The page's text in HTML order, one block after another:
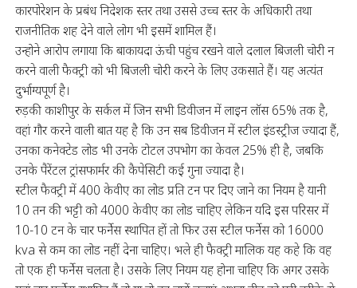
कारपोरेशन के प्रबंध निदेशक स्तर तथा उससे उच्च स्तर के अधिकारी तथा
राजनीतिक शह देने वाले लोग भी इसमें शामिल हैं।
उन्होने आरोप लगाया कि बाकायदा ऊंची पहुंच रखने वाले दलाल बिजली चोरी न
करने वाली फैक्ट्री को भी बिजली चोरी करने के लिए उकसाते हैं। यह अत्यंत
दुर्भाग्यपूर्ण है।
रुड़की काशीपुर के सर्कल में जिन सभी डिवीजन में लाइन लॉस 65% तक है,
वहां गौर करने वाली बात यह है कि उन सब डिवीजन में स्टील इंडस्ट्रीज ज्यादा हैं,
उनका कनेक्टेड लोड भी उनके टोटल उपभोग का केवल 25% ही है, जबकि
उनके पैरेंटल ट्रांसफार्मर की कैपेसिटी कई गुना ज्यादा है।
स्टील फैक्ट्री में 400 केवीए का लोड प्रति टन पर दिए जाने का नियम है यानी
10 तन की भट्टी को 4000 केवीए का लोड चाहिए लेकिन यदि इस परिसर में
10-10 टन के चार फर्नेस स्थापित हों तो फिर उस स्टील फर्नेस को 16000
kva से कम का लोड नहीं देना चाहिए। भले ही फैक्ट्री मालिक यह कहे कि वह
तो एक ही फर्नेस चलता है। उसके लिए नियम यह होना चाहिए कि अगर उसके